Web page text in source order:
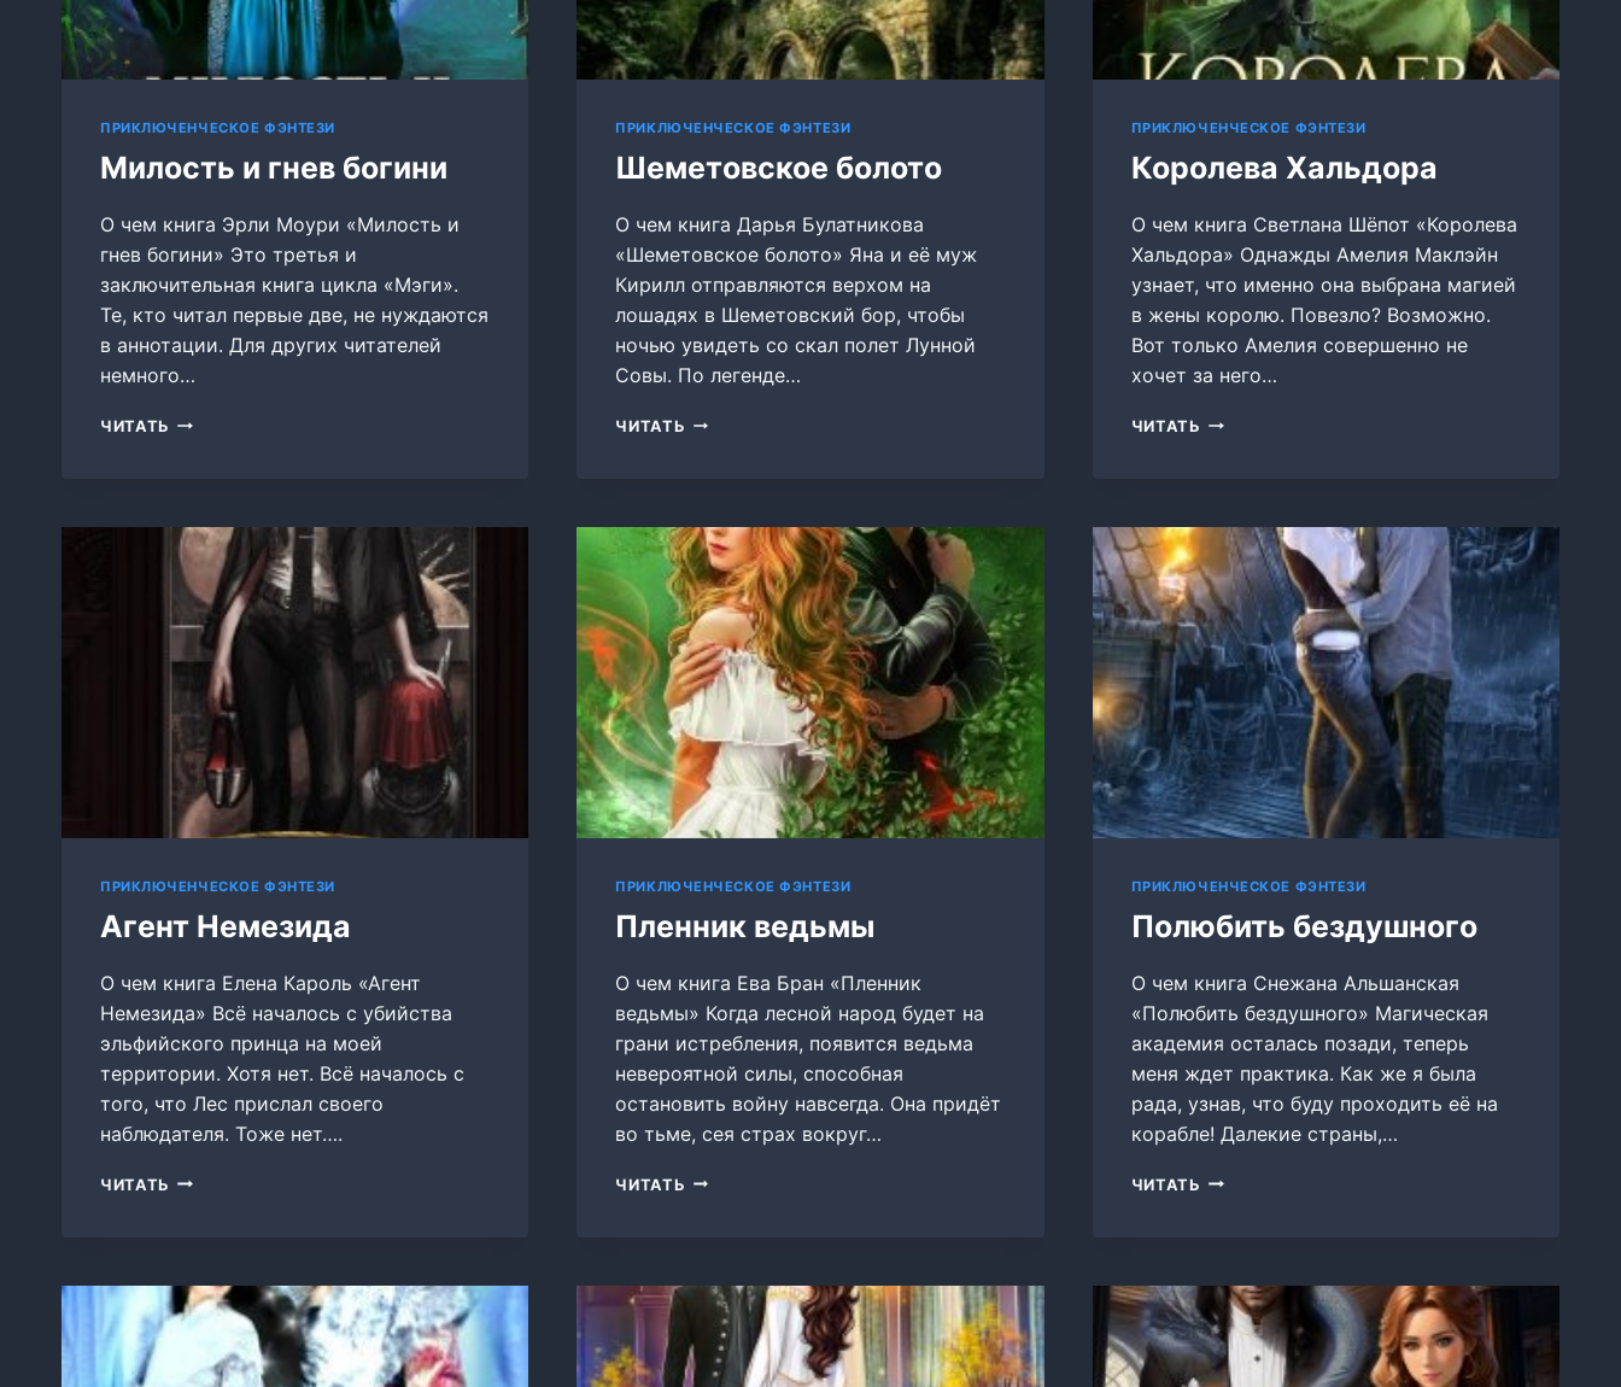
ПРИКЛЮЧЕНЧЕСКОЕ ФЭНТЕЗИ
Милость и гнев богини
О чем книга Эрли Моури «Милость и
гнев богини» Это третья и
заключительная книга цикла «Мэги».
Те, кто читал первые две, не нуждаются
в аннотации. Для других читателей
немного…
ЧИТАТЬ МИЛОСТЬ
ПРИКЛЮЧЕНЧЕСКОЕ ФЭНТЕЗИ
Шеметовское болото
О чем книга Дарья Булатникова
«Шеметовское болото» Яна и её муж
Кирилл отправляются верхом на
лошадях в Шеметовский бор, чтобы
ночью увидеть со скал полет Лунной
Совы. По легенде…
ЧИТАТЬ ШЕМЕТОВСКОЕ
ПРИКЛЮЧЕНЧЕСКОЕ ФЭНТЕЗИ
Королева Хальдора
О чем книга Светлана Шёпот «Королева
Хальдора» Однажды Амелия Маклэйн
узнает, что именно она выбрана магией
в жены королю. Повезло? Возможно.
Вот только Амелия совершенно не
хочет за него…
ЧИТАТЬ КОРОЛЕВА
ПРИКЛЮЧЕНЧЕСКОЕ ФЭНТЕЗИ
Агент Немезида
О чем книга Елена Кароль «Агент
Немезида» Всё началось с убийства
эльфийского принца на моей
территории. Хотя нет. Всё началось с
того, что Лес прислал своего
наблюдателя. Тоже нет….
ЧИТАТЬ АГЕНТ
ПРИКЛЮЧЕНЧЕСКОЕ ФЭНТЕЗИ
Пленник ведьмы
О чем книга Ева Бран «Пленник
ведьмы» Когда лесной народ будет на
грани истребления, появится ведьма
невероятной силы, способная
остановить войну навсегда. Она придёт
во тьме, сея страх вокруг…
ЧИТАТЬ ПЛЕННИК
ПРИКЛЮЧЕНЧЕСКОЕ ФЭНТЕЗИ
Полюбить бездушного
О чем книга Снежана Альшанская
«Полюбить бездушного» Магическая
академия осталась позади, теперь
меня ждет практика. Как же я была
рада, узнав, что буду проходить её на
корабле! Далекие страны,…
ЧИТАТЬ ПОЛЮБИТЬ